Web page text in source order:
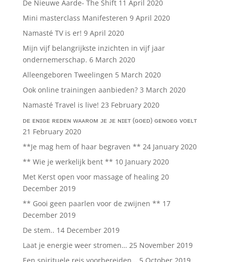
De Nieuwe Aarde- The Shift 11 April 2020
Mini masterclass Manifesteren 9 April 2020
Namasté TV is er! 9 April 2020
Mijn vijf belangrijkste inzichten in vijf jaar
ondernemerschap. 6 March 2020
Alleengeboren Tweelingen 5 March 2020
Ook online trainingen aanbieden? 3 March 2020
Namasté Travel is live! 23 February 2020
ᴅᴇ ᴇɴɪɢᴇ ʀᴇᴅᴇɴ ᴡᴀᴀʀᴏᴍ ᴊᴇ ᴊᴇ ɴɪᴇᴛ (ɢᴏᴇᴅ) ɢᴇɴᴏᴇɢ ᴠᴏᴇʟᴛ
21 February 2020
**Je mag hem of haar begraven ** 24 January 2020
** Wie je werkelijk bent ** 10 January 2020
Met Kerst open voor massage of healing 20
December 2019
** Gooi geen paarlen voor de zwijnen ** 17
December 2019
De stem.. 14 December 2019
Laat je energie weer stromen… 25 November 2019